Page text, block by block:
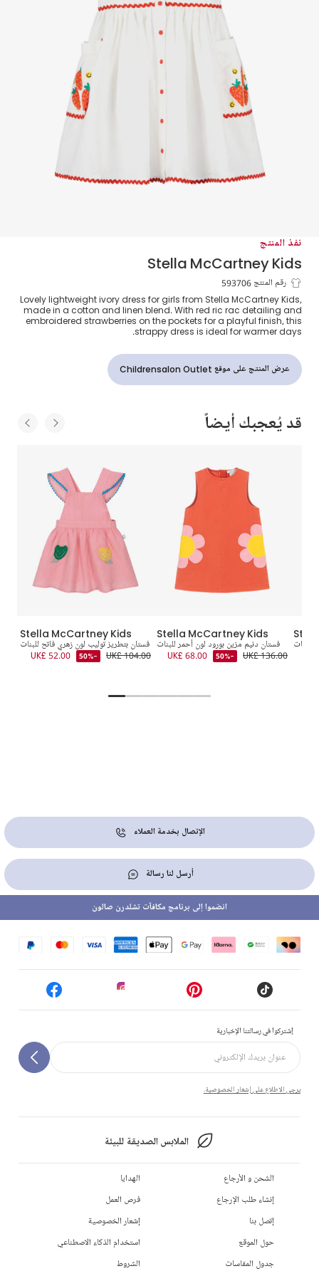
نفذ المنتج
Stella McCartney Kids
فستان مطرز بالفراولة لون عاجي
رقم المنتج 593706
Lovely lightweight ivory dress for girls from Stella McCartney Kids,
made in a cotton and linen blend. With red ric rac detailing and
embroidered strawberries on the pockets for a playful finish, this
strappy dress is ideal for warmer days.
عرض المنتج على موقع Childrensalon Outlet
قد يُعجبك أيضاً
Stella McCartney Kids
فستان بتطريز توليب لون زهري فاتح للبنات
UK£ 104.00
-50%
UK£ 52.00
Stella McCartney Kids
فستان دنيم مزين بورود لون أحمر للبنات
UK£ 136.00
-50%
UK£ 68.00
للبنات
الإتصال بخدمة العملاء
أرسل لنا رسالة
إشتركوا في رسالتنا الإخبارية
يرجى الاطلاع على إشعار الخصوصية.
الملابس الصديقة للبيئة
انضموا إلى برنامج مكافآت تشلدرن صالون
الشحن و الأرجاع
إنشاء طلب الإرجاع
إتصل بنا
حول الموقع
جدول المقاسات
الهدايا
فرص العمل
إشعار الخصوصية
استخدام الذكاء الاصطناعي
الشروط